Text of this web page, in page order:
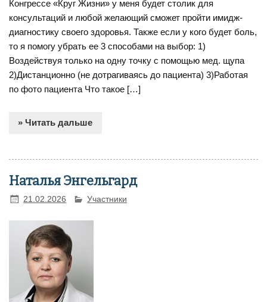
Конгрессе «Круг Жизни» у меня будет столик для
консультаций и любой желающий сможет пройти имидж-
диагностику своего здоровья. Также если у кого будет боль,
то я помогу убрать ее 3 способами на выбор: 1)
Воздействуя только на одну точку с помощью мед. щупа
2)Дистанционно (не дотрагиваясь до пациента) 3)Работая
по фото пациента Что такое […]
» Читать дальше
Наталья Энгельгард
21.02.2026 Участники